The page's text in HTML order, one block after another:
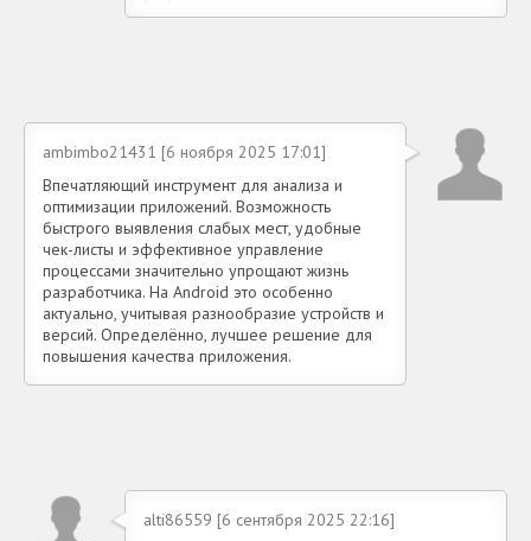
ambimbo21431 [6 ноября 2025 17:01]
Впечатляющий инструмент для анализа и
оптимизации приложений. Возможность
быстрого выявления слабых мест, удобные
чек-листы и эффективное управление
процессами значительно упрощают жизнь
разработчика. На Android это особенно
актуально, учитывая разнообразие устройств и
версий. Определённо, лучшее решение для
повышения качества приложения.
alti86559 [6 сентября 2025 22:16]